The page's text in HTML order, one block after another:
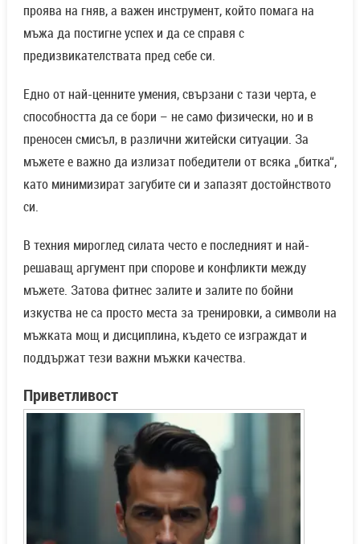
проява на гняв, а важен инструмент, който помага на
мъжа да постигне успех и да се справя с
предизвикателствата пред себе си.
Едно от най-ценните умения, свързани с тази черта, е
способността да се бори – не само физически, но и в
преносен смисъл, в различни житейски ситуации. За
мъжете е важно да излизат победители от всяка „битка“,
като минимизират загубите си и запазят достойнството
си.
В техния мироглед силата често е последният и най-
решаващ аргумент при спорове и конфликти между
мъжете. Затова фитнес залите и залите по бойни
изкуства не са просто места за тренировки, а символи на
мъжката мощ и дисциплина, където се изграждат и
поддържат тези важни мъжки качества.
Приветливост